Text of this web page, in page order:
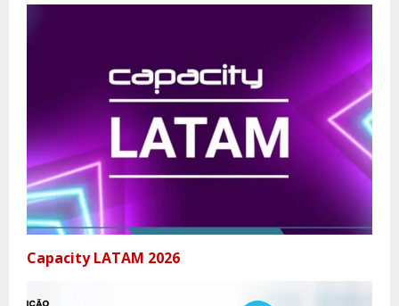
Capacity LATAM 2026